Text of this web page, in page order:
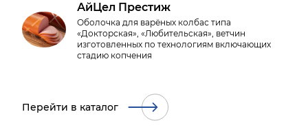
АйЦел Престиж
Оболочка для варёных колбас типа
«Докторская», «Любительская», ветчин
изготовленных по технологиям включающих
стадию копчения
Перейти в каталог